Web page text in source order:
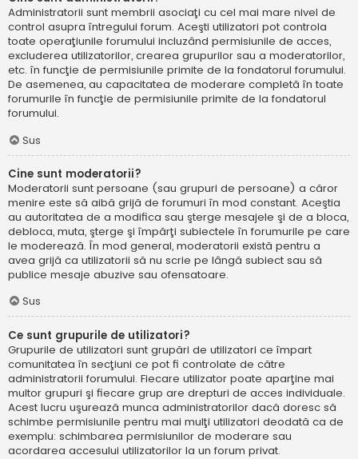
Administratorii sunt membrii asociaţi cu cel mai mare nivel de
control asupra întregului forum. Aceşti utilizatori pot controla
toate operaţiunile forumului incluzând permisiunile de acces,
excluderea utilizatorilor, crearea grupurilor sau a moderatorilor,
etc. în funcţie de permisiunile primite de la fondatorul forumului.
De asemenea, au capacitatea de moderare completă în toate
forumurile în funcţie de permisiunile primite de la fondatorul
forumului.
Sus
Cine sunt moderatorii?
Moderatorii sunt persoane (sau grupuri de persoane) a căror
menire este să aibă grijă de forumuri în mod constant. Aceştia
au autoritatea de a modifica sau şterge mesajele şi de a bloca,
debloca, muta, şterge şi împărţi subiectele în forumurile pe care
le moderează. În mod general, moderatorii există pentru a
avea grijă ca utilizatorii să nu scrie pe lângă subiect sau să
publice mesaje abuzive sau ofensatoare.
Sus
Ce sunt grupurile de utilizatori?
Grupurile de utilizatori sunt grupări de utilizatori ce împart
comunitatea în secţiuni ce pot fi controlate de către
administratorii forumului. Fiecare utilizator poate aparţine mai
multor grupuri şi fiecare grup are drepturi de acces individuale.
Acest lucru uşurează munca administratorilor dacă doresc să
schimbe permisiunile pentru mai mulţi utilizatori deodată ca de
exemplu: schimbarea permisiunilor de moderare sau
acordarea accesului utilizatorilor la un forum privat.